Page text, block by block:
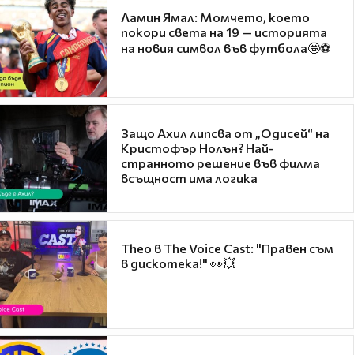
Ламин Ямал: Момчето, което
покори света на 19 — историята
на новия символ във футбола🤩⚽
Защо Ахил липсва от „Одисей“ на
Кристофър Нолън? Най-
странното решение във филма
всъщност има логика
Theo в The Voice Cast: "Правен съм
в дискотека!" 👀💥